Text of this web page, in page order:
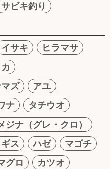
サビキ釣り
イサキ
ヒラマサ
ズ
アユ
ナ
タチウオ
ジナ（グレ・クロ）
ス ハゼ
マゴチ
グロ
カツオ